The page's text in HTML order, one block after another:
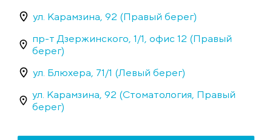
ул. Карамзина, 92 (Правый берег)
пр-т Дзержинского, 1/1, офис 12 (Правый
берег)
ул. Блюхера, 71/1 (Левый берег)
ул. Карамзина, 92 (Стоматология, Правый
берег)